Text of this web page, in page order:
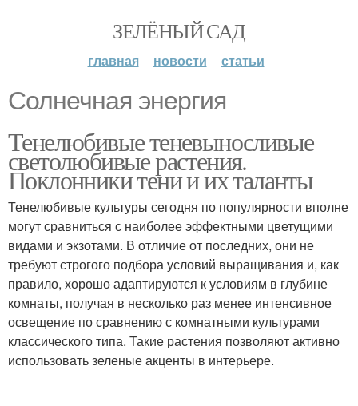
ЗЕЛЁНЫЙ САД
главная новости статьи
Солнечная энергия
Тенелюбивые теневыносливые
светолюбивые растения.
Поклонники тени и их таланты
Тенелюбивые культуры сегодня по популярности вполне
могут сравниться с наиболее эффектными цветущими
видами и экзотами. В отличие от последних, они не
требуют строгого подбора условий выращивания и, как
правило, хорошо адаптируются к условиям в глубине
комнаты, получая в несколько раз менее интенсивное
освещение по сравнению с комнатными культурами
классического типа. Такие растения позволяют активно
использовать зеленые акценты в интерьере.